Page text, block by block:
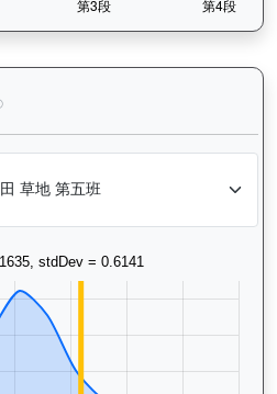
快活同盟（K316）— 完成時間標準差